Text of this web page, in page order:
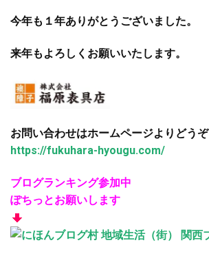
今年も１年ありがとうございました。
来年もよろしくお願いいたします。
お問い合わせはホームページよりどうぞ
https://fukuhara-hyougu.com/
ブログランキング参加中
ぽちっとお願いします